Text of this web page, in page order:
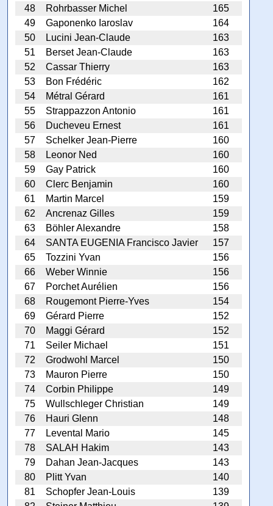
48
Rohrbasser Michel
165
49
Gaponenko Iaroslav
164
50
Lucini Jean-Claude
163
51
Berset Jean-Claude
163
52
Cassar Thierry
163
53
Bon Frédéric
162
54
Métral Gérard
161
55
Strappazzon Antonio
161
56
Ducheveu Ernest
161
57
Schelker Jean-Pierre
160
58
Leonor Ned
160
59
Gay Patrick
160
60
Clerc Benjamin
160
61
Martin Marcel
159
62
Ancrenaz Gilles
159
63
Böhler Alexandre
158
64
SANTA EUGENIA Francisco Javier
157
65
Tozzini Yvan
156
66
Weber Winnie
156
67
Porchet Aurélien
156
68
Rougemont Pierre-Yves
154
69
Gérard Pierre
152
70
Maggi Gérard
152
71
Seiler Michael
151
72
Grodwohl Marcel
150
73
Mauron Pierre
150
74
Corbin Philippe
149
75
Wullschleger Christian
149
76
Hauri Glenn
148
77
Levental Mario
145
78
SALAH Hakim
143
79
Dahan Jean-Jacques
143
80
Plitt Yvan
140
81
Schopfer Jean-Louis
139